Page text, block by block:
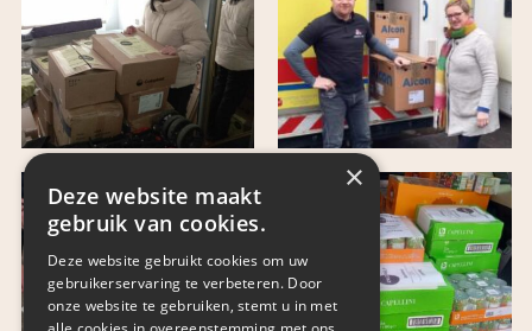
JAARVERSLAGEN
JAARREKENINGEN
PODCASTS
×
Deze website maakt
gebruik van cookies.
Deze website gebruikt cookies om uw
gebruikerservaring te verbeteren. Door
onze website te gebruiken, stemt u in met